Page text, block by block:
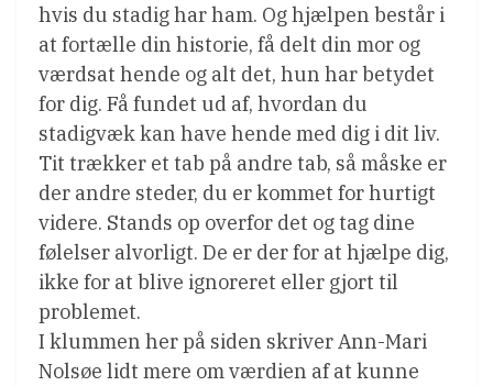
hvis du stadig har ham. Og hjælpen består i
at fortælle din historie, få delt din mor og
værdsat hende og alt det, hun har betydet
for dig. Få fundet ud af, hvordan du
stadigvæk kan have hende med dig i dit liv.
Tit trækker et tab på andre tab, så måske er
der andre steder, du er kommet for hurtigt
videre. Stands op overfor det og tag dine
følelser alvorligt. De er der for at hjælpe dig,
ikke for at blive ignoreret eller gjort til
problemet.
I klummen her på siden skriver Ann-Mari
Nolsøe lidt mere om værdien af at kunne